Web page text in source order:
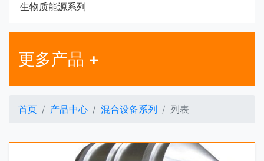
生物质能源系列
更多产品 +
首页 产品中心 混合设备系列 列表